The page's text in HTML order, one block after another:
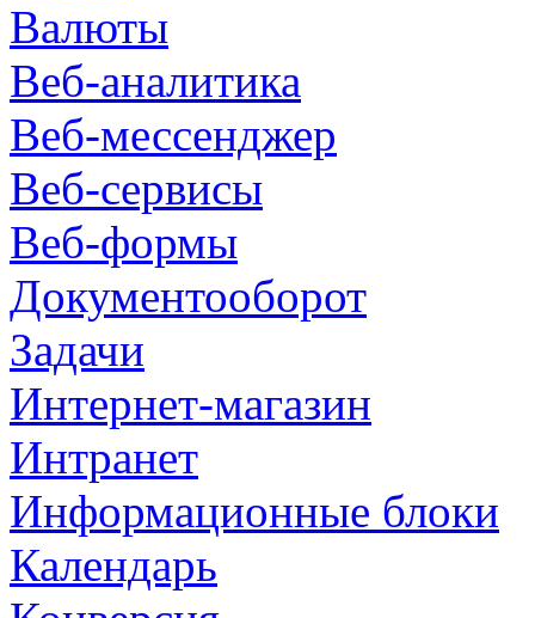
Валюты
Веб-аналитика
Веб-мессенджер
Веб-сервисы
Веб-формы
Документооборот
Задачи
Интернет-магазин
Интранет
Информационные блоки
Календарь